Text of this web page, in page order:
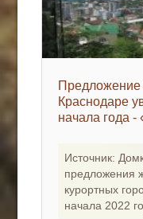
Предложение
Краснодаре
начала года -
Источник:
предложения
курортных
начала 2022